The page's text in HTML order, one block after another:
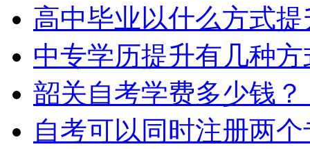
高中毕业以什么方式
中专学历提升有几种方
韶关自考学费多少钱？
自考可以同时注册两